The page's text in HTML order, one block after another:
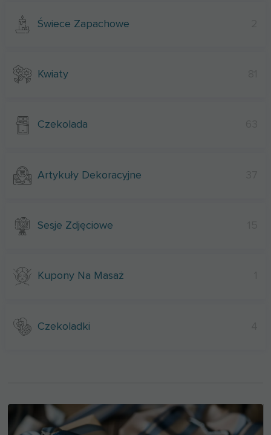
Świece Zapachowe
Kwiaty
Czekolada
Artykuły Dekoracyjne
Sesje Zdjęciowe
Kupony Na Masaż
Czekoladki